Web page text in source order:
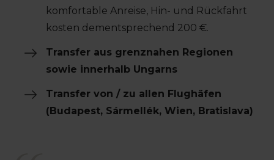
komfortable Anreise, Hin- und Rückfahrt
kosten dementsprechend 200 €.
Transfer aus grenznahen Regionen
sowie innerhalb Ungarns
Transfer von / zu allen Flughäfen
(Budapest, Sármellék, Wien, Bratislava)